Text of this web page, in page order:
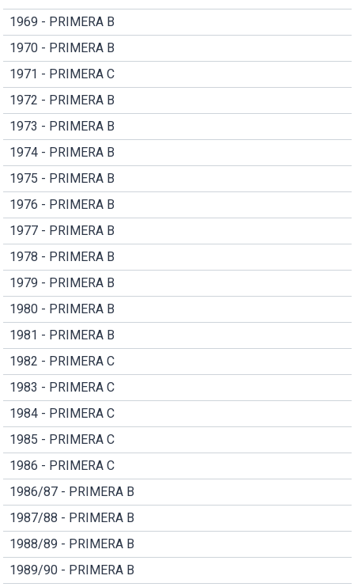
1969 - PRIMERA B
1970 - PRIMERA B
1971 - PRIMERA C
1972 - PRIMERA B
1973 - PRIMERA B
1974 - PRIMERA B
1975 - PRIMERA B
1976 - PRIMERA B
1977 - PRIMERA B
1978 - PRIMERA B
1979 - PRIMERA B
1980 - PRIMERA B
1981 - PRIMERA B
1982 - PRIMERA C
1983 - PRIMERA C
1984 - PRIMERA C
1985 - PRIMERA C
1986 - PRIMERA C
1986/87 - PRIMERA B
1987/88 - PRIMERA B
1988/89 - PRIMERA B
1989/90 - PRIMERA B